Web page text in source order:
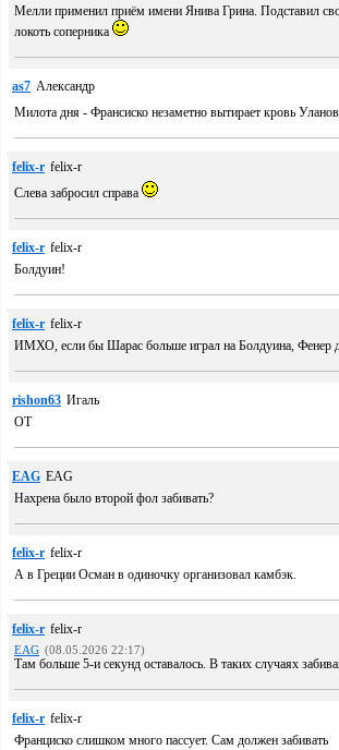
Мелли применил приём имени Янива Грина. Подставил
локоть соперника
as7 Александр
Милота дня - Франсиско незаметно вытирает кровь
felix-r felix-r
Слeва забросил справа
felix-r felix-r
Болдуин!
felix-r felix-r
ИМХО, если бы Шарас больше играл на Болдуина, Фенер
rishon63 Игаль
ОТ
EAG EAG
Нахрена было второй фол забивать?
felix-r felix-r
А в Греции Осман в одиночку организовал камбэк.
felix-r felix-r
EAG (08.05.2026 22:17)
Там больше 5-и секунд оставалось. В таких случаях
felix-r felix-r
Франциско слишком много пассует. Сам должен забивать